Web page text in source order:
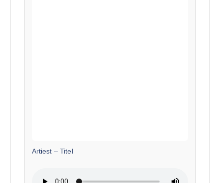
Artiest – Titel